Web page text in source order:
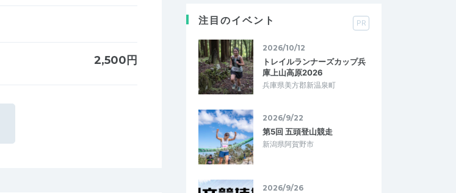
2,500円
注目のイベント PR
2026/10/12
トレイルランナーズカップ兵
庫上山高原2026
兵庫県美方郡新温泉町
2026/9/22
第5回 五頭登山競走
新潟県阿賀野市
2026/9/26